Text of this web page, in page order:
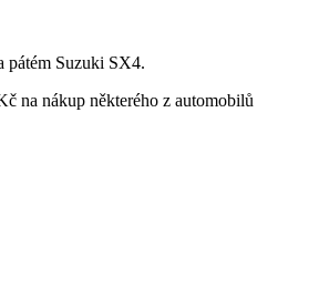
pátém Suzuki SX4.
na nákup některého z automobilů